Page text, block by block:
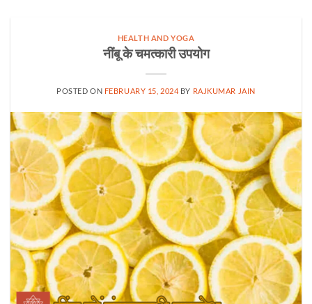
HEALTH AND YOGA
नींबू के चमत्कारी उपयोग
POSTED ON FEBRUARY 15, 2024 BY RAJKUMAR JAIN